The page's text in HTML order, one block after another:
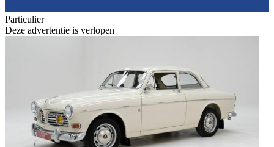
Particulier
Deze advertentie is verlopen